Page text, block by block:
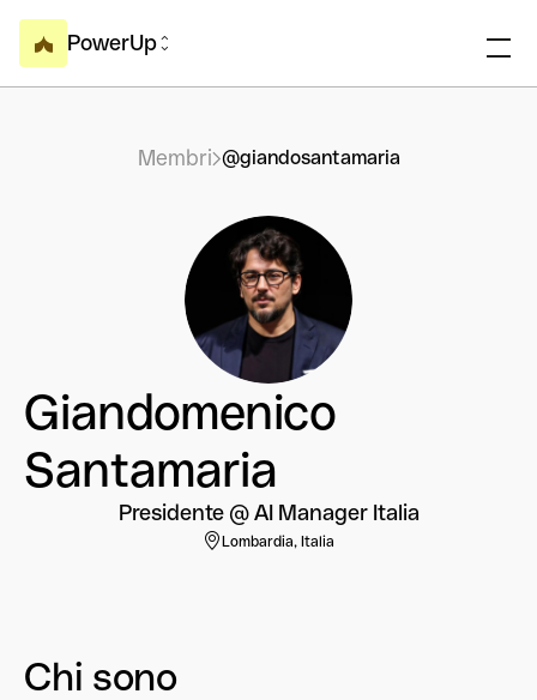
PowerUp
Membri @giandosantamaria
Giandomenico
Santamaria
Presidente @ AI Manager Italia
Lombardia, Italia
Chi sono